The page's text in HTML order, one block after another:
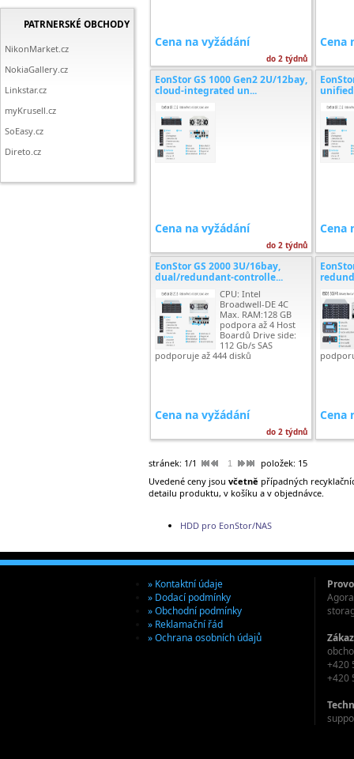
PATRNERSKÉ OBCHODY
NikonMarket.cz
NokiaGallery.cz
Linkstar.cz
myKrusell.cz
SoEasy.cz
Direto.cz
do 2 týdnů
Cena na vyžádání Cena
EonStor GS 1000 Gen2 2U/12bay,
cloud-integrated un...
do 2 týdnů
Cena na vyžádání Cena
EonStor GS 2000 3U/16bay,
dual/redundant-controlle...
CPU: Intel
Broadwell-DE 4C
Max. RAM:128 GB
podpora až 4 Host
Boardů Drive side:
112 Gb/s SAS
podporuje až 444 disků
do 2 týdnů
Cena na vyžádání Cena
stránek: 1/1 1
položek: 15
Uvedené ceny jsou včetně případných
detailu produktu, v košíku a v objednávce.
HDD pro EonStor/NAS
+420
+420
» Kontaktní údaje
» Dodací podmínky
» Obchodní podmínky
» Reklamační řád
» Ochrana osobních údajů